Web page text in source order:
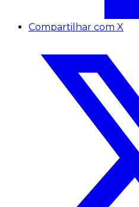
Compartilhar com X